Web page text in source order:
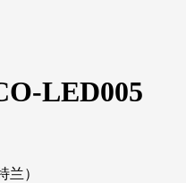
LED005
兰）